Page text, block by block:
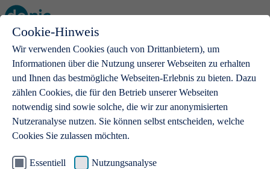
Cookie-Hinweis
Wir verwenden Cookies (auch von Drittanbietern), um
Informationen über die Nutzung unserer Webseiten zu erhalten
und Ihnen das bestmögliche Webseiten-Erlebnis zu bieten. Dazu
zählen Cookies, die für den Betrieb unserer Webseiten
notwendig sind sowie solche, die wir zur anonymisierten
Nutzeranalyse nutzen. Sie können selbst entscheiden, welche
Cookies Sie zulassen möchten.
Essentiell Nutzungsanalyse
Open main menu
.de-Domains
Mit einer .de-Domain erhalten Ideen eine Bühne